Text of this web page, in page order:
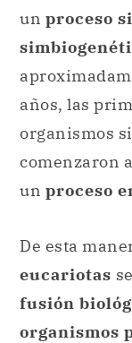
un proceso
años, las
organismos
comenzaron
un proceso
De esta
eucariotas
fusión
organismos